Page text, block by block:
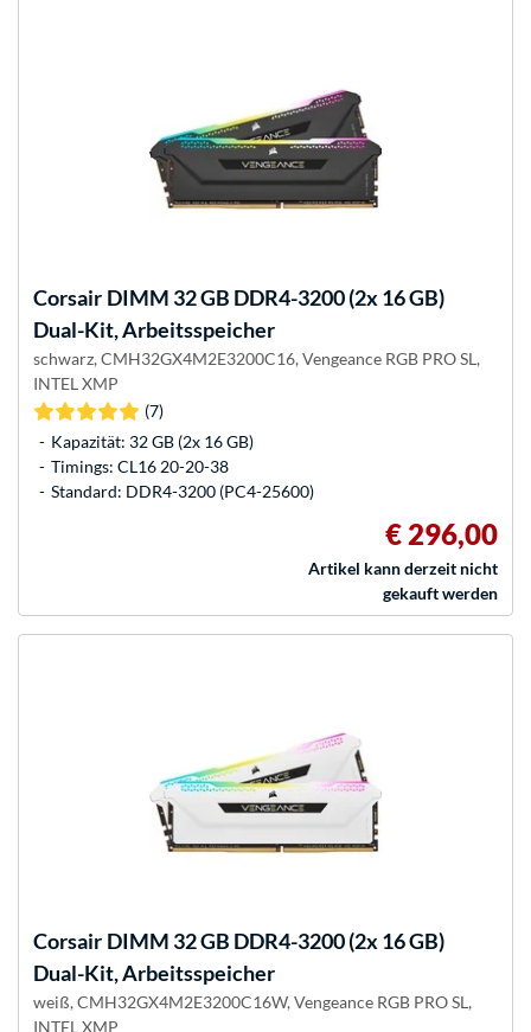
Corsair DIMM 32 GB DDR4-3200 (2x 16 GB)
Dual-Kit, Arbeitsspeicher
schwarz, CMH32GX4M2E3200C16, Vengeance RGB PRO SL,
INTEL XMP
(7)
Kapazität: 32 GB (2x 16 GB)
Timings: CL16 20-20-38
Standard: DDR4-3200 (PC4-25600)
€ 296,00
Artikel kann derzeit nicht
gekauft werden
Corsair DIMM 32 GB DDR4-3200 (2x 16 GB)
Dual-Kit, Arbeitsspeicher
weiß, CMH32GX4M2E3200C16W, Vengeance RGB PRO SL,
INTEL XMP